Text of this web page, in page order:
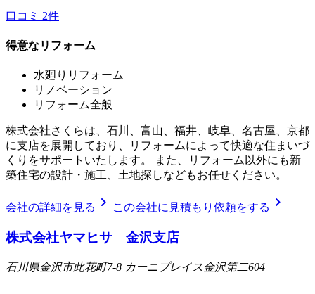
口コミ 2件
得意なリフォーム
水廻りリフォーム
リノベーション
リフォーム全般
株式会社さくらは、石川、富山、福井、岐阜、名古屋、京都
に支店を展開しており、リフォームによって快適な住まいづ
くりをサポートいたします。 また、リフォーム以外にも新
築住宅の設計・施工、土地探しなどもお任せください。
会社の詳細を見る chevron_right この会社に見積もり依頼をする chevron_right
株式会社ヤマヒサ 金沢支店
石川県金沢市此花町7-8 カーニプレイス金沢第二604